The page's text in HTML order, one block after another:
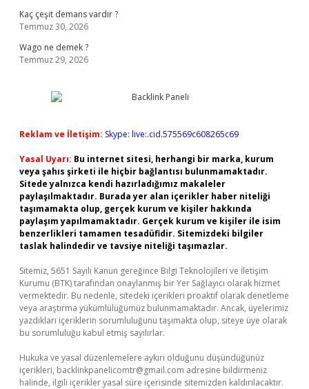
Kaç çeşit demans vardır ?
Temmuz 30, 2026
Wago ne demek ?
Temmuz 29, 2026
Reklam ve İletişim: Skype: live:.cid.575569c608265c69
Yasal Uyarı: Bu internet sitesi, herhangi bir marka, kurum
veya şahıs şirketi ile hiçbir bağlantısı bulunmamaktadır.
Sitede yalnızca kendi hazırladığımız makaleler
paylaşılmaktadır. Burada yer alan içerikler haber niteliği
taşımamakta olup, gerçek kurum ve kişiler hakkında
paylaşım yapılmamaktadır. Gerçek kurum ve kişiler ile isim
benzerlikleri tamamen tesadüfidir. Sitemizdeki bilgiler
taslak halindedir ve tavsiye niteliği taşımazlar.
Sitemiz, 5651 Sayılı Kanun gereğince Bilgi Teknolojileri ve İletişim
Kurumu (BTK) tarafından onaylanmış bir Yer Sağlayıcı olarak hizmet
vermektedir. Bu nedenle, sitedeki içerikleri proaktif olarak denetleme
veya araştırma yükümlülüğümüz bulunmamaktadır. Ancak, üyelerimiz
yazdıkları içeriklerin sorumluluğunu taşımakta olup, siteye üye olarak
bu sorumluluğu kabul etmiş sayılırlar.
Hukuka ve yasal düzenlemelere aykırı olduğunu düşündüğünüz
içerikleri, backlinkpanelicomtr@gmail.com adresine bildirmeniz
halinde, ilgili içerikler yasal süre içerisinde sitemizden kaldırılacaktır.